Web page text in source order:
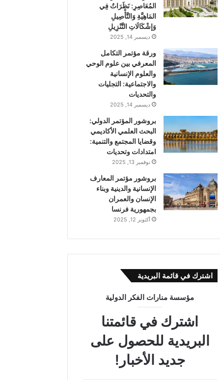
المُعَاصِرِ: نَظَرَاتٌ فِي
المَاهِيَّةِ وَالتَّأْصِيلِ
وَإشْكَالَاتِ التَّنْزِيلِ
ديسمبر 14, 2025
ورقة مؤتمر التكامل
المعرفي بين علوم الوحي
والعلوم الإنسانية
والاجتماعية: التجليات
والتحديات
ديسمبر 14, 2025
بروشور المؤتمر الدولي:
اﻟﺒﺤﺚ اﻟﻌﻠﻤﻲ اﻷﻛﺎدﻳﻤﻲ
وﻗﻀﺎﻳﺎ اﻟﻤﺠﺘﻤﻊ واﻟﺘﻨﻤﻴﺔ:
اﻣﺘﺪادات وتحديات
نوفمبر 13, 2025
بروشور مؤتمر المعارف
الإنسانية والدينية وبناء
الإنسان والعمران
بجمهورية فرنسا
أكتوبر 12, 2025
اشترك في قائمة البريدية
مؤسسة منارات الفكر الدولية
اشترك في قائمتنا
البريدية للحصول على
جديد الأخبار!